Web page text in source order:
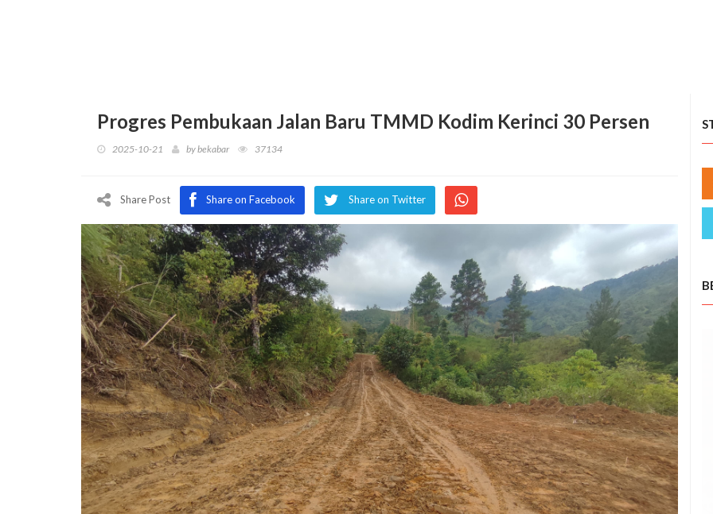
Progres Pembukaan Jalan Baru TMMD Kodim Kerinci 30 Persen
2025-10-21 bybekabar 37134
Share Post Share on Facebook Share on Twitter